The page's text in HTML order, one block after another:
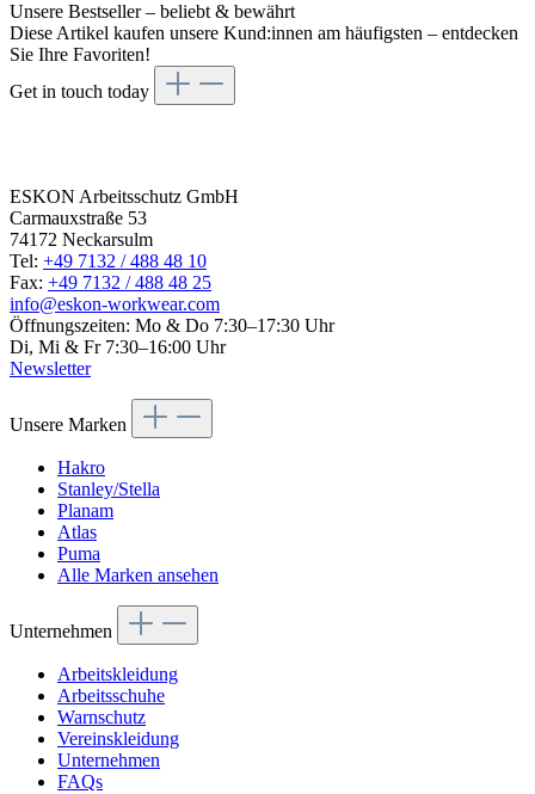
Unsere Bestseller – beliebt & bewährt
Diese Artikel kaufen unsere Kund:innen am häufigsten – entdecken
Sie Ihre Favoriten!
Get in touch today
ESKON Arbeitsschutz GmbH
Carmauxstraße 53
74172 Neckarsulm
Tel: +49 7132 / 488 48 10
Fax: +49 7132 / 488 48 25
info@eskon-workwear.com
Öffnungszeiten: Mo & Do 7:30–17:30 Uhr
Di, Mi & Fr 7:30–16:00 Uhr
Newsletter
Unsere Marken
Hakro
Stanley/Stella
Planam
Atlas
Puma
Alle Marken ansehen
Unternehmen
Arbeitskleidung
Arbeitsschuhe
Warnschutz
Vereinskleidung
Unternehmen
FAQs